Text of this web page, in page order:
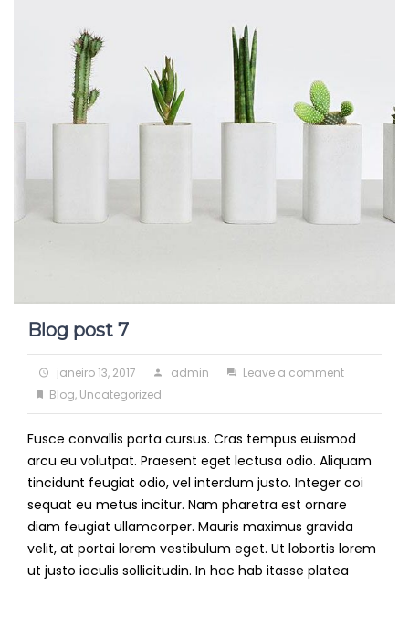
Blog post 7
Posted
on
janeiro 13, 2017 Author
admin Leave a commenton
post
7
Categories
Blog, Uncategorized
Fusce convallis porta cursus. Cras tempus euismod
arcu eu volutpat. Praesent eget lectusa odio. Aliquam
tincidunt feugiat odio, vel interdum justo. Integer coi
sequat eu metus incitur. Nam pharetra est ornare
diam feugiat ullamcorper. Mauris maximus gravida
velit, at portai lorem vestibulum eget. Ut lobortis lorem
ut justo iaculis sollicitudin. In hac hab itasse platea